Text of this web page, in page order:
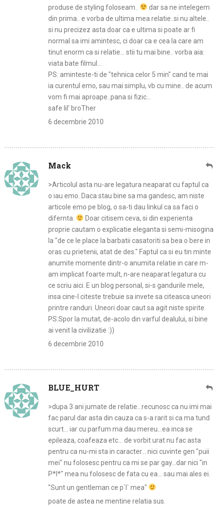
produse de styling foloseam..
dar sa ne intelegem
din prima.. e vorba de ultima mea relatie..si nu altele..
si nu precizez asta doar ca e ultima si poate ar fi
normal sa imi amintesc, ci doar ca e cea la care am
tinut enorm ca si relatie… stii tu mai bine.. vorba aia:
viata bate filmul…
PS: aminteste-ti de "tehnica celor 5 min" cand te mai
ia curentul emo, sau mai simplu, vb cu mine.. de acum
vom fi mai aproape..pana si fizic…
safe lil' broTher
6 decembrie 2010
Mack
>Articolul asta nu-are legatura neaparat cu faptul ca
o iau emo. Daca stau bine sa ma gandesc, am niste
articole emo pe blog, o sa-ti dau linkul ca sa faci o
difernta.
Doar citisem ceva, si din experienta
proprie cautam o explicatie eleganta si semi-misogina
la "de ce le place la barbatii casatoriti sa bea o bere in
oras cu prietenii, atat de des." Faptul ca si eu tin minte
anumite momente dintr-o anumita relatie in care m-
am implicat foarte mult, n-are neaparat legatura cu
ce scriu aici. E un blog personal, si-s gandurile mele,
insa cine-l citeste trebuie sa invete sa citeasca uneori
printre randuri. Uneori doar caut sa agit niste spirite.
PS:Spor la mutat, de-acolo din varful dealului, si bine
ai venit la civilizatie :))
6 decembrie 2010
BLUE_HURT
>dupa 3 ani jumate de relatie…recunosc ca nu imi mai
fac parul dar asta din cauza ca s-a rarit si ca ma tund
scurt… iar cu parfum ma dau mereu…ea inca se
epileaza, coafeaza etc… de vorbit urat nu fac asta
pentru ca nu-mi sta in caracter… nici cuvinte gen "puii
mei" nu folosesc pentru ca mi se par gay…dar nici "in
P*l*" mea nu folosesc de fata cu ea… sau mai ales ei.
"Sunt un gentleman ce p`l` mea"
poate de astea ne mentine relatia sus.